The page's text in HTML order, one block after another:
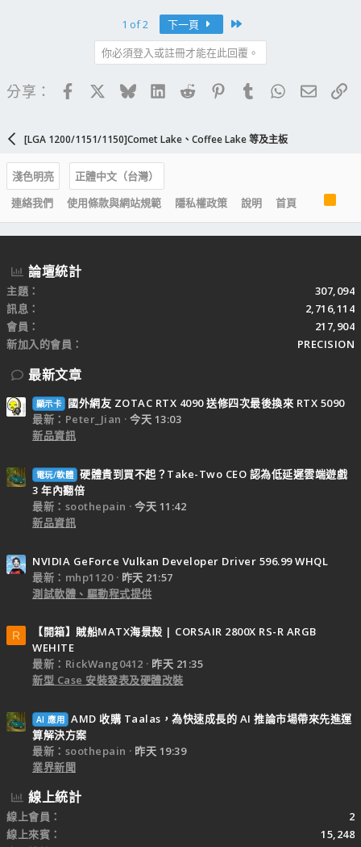
1 of 2 下一頁
你必須登入或註冊才能在此回覆。
分享： FacebookBlueskyLinkedIn
Reddit PinterestTumblrWhatsApp
電子
[LGA 1200/1151/1150]Comet Lake、Coffee Lake 等及主板
淺色明亮
正體中文（台灣）
連絡我們
使用條款與網站規範 隱私權政策 說明 首頁
R
S
S
論壇統計
主題
307,094
訊息
2,716,114
會員
217,904
新加入的會員
PRECISION
最新文章
顯示卡
國外網友 ZOTAC RTX 4090 送修四次最後換來 RTX 5090
最新：Peter_Jian
今天 13:03
新品資訊
電玩/軟體 硬體貴到買不起？Take-Two CEO 認為低延遲雲端遊戲
3 年內翻倍
最新：soothepain
今天 11:42
新品資訊
NVIDIA GeForce Vulkan Developer Driver 596.99 WHQL
最新：mhp1120
昨天 21:57
測試軟體、驅動程式提供
R
【開箱】賊船MATX海景殼 | CORSAIR 2800X RS-R ARGB
WEHITE
最新：RickWang0412
昨天 21:35
新型 Case 安裝發表及硬體改裝
AI 應用 AMD 收購 Taalas，為快速成長的 AI 推論市場帶來先進運
算解決方案
最新：soothepain
昨天 19:39
業界新聞
線上統計
線上會員
2
線上來賓
15,248